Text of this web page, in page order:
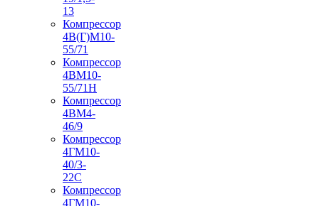
13
Компрессор
4В(Г)М10-
55/71
Компрессор
4ВМ10-
55/71Н
Компрессор
4ВМ4-
46/9
Компрессор
4ГМ10-
40/3-
22С
Компрессор
4ГМ10-